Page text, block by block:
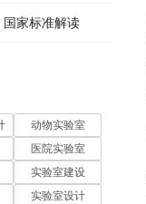
国家标准解读
动物实验室
医院实验室
实验室建设
实验室设计